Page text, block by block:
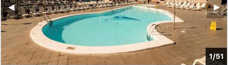
1/51
▶︎
◀︎